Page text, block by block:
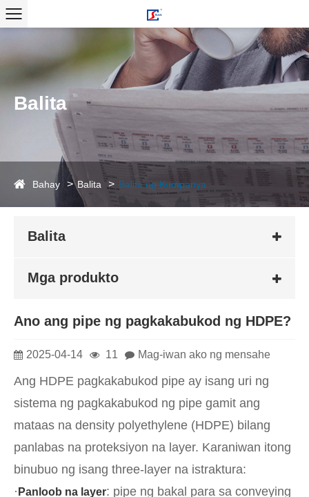
Balita
Bahay Balita Balita ng Kumpanya
Balita
Mga produkto
Ano ang pipe ng pagkakabukod ng HDPE?
2025-04-14 11 Mag-iwan ako ng mensahe
Ang HDPE pagkakabukod pipe ay isang uri ng
sistema ng pagkakabukod ng pipe gamit ang
mataas na density polyethylene (HDPE) bilang
panlabas na proteksiyon na layer. Karaniwan itong
binubuo ng isang three-layer na istraktura:
· Panloob na layer: pipe ng bakal para sa conveying